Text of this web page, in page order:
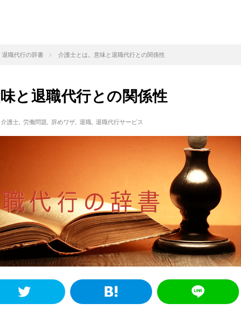
退職代行の辞書 介護士とは。意味と退職代行との関係性
と退職代行との関係性
介護士 労働問題 辞めワザ 退職 退職代行サービス